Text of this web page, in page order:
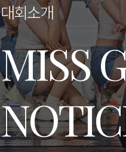
대회소개
MISS